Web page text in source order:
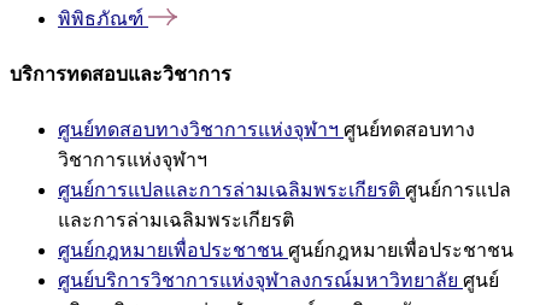
พิพิธภัณฑ์
บริการทดสอบและวิชาการ
ศูนย์ทดสอบทางวิชาการแห่งจุฬาฯ ศูนย์ทดสอบทาง
วิชาการแห่งจุฬาฯ
ศูนย์การแปลและการล่ามเฉลิมพระเกียรติ ศูนย์การแปล
และการล่ามเฉลิมพระเกียรติ
ศูนย์กฎหมายเพื่อประชาชน ศูนย์กฎหมายเพื่อประชาชน
ศูนย์บริการวิชาการแห่งจุฬาลงกรณ์มหาวิทยาลัย ศูนย์